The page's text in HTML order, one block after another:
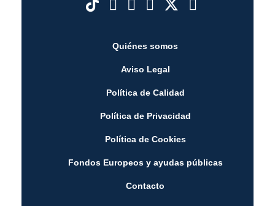
Quiénes somos
Aviso Legal
Política de Calidad
Política de Privacidad
Política de Cookies
Fondos Europeos y ayudas públicas
Contacto